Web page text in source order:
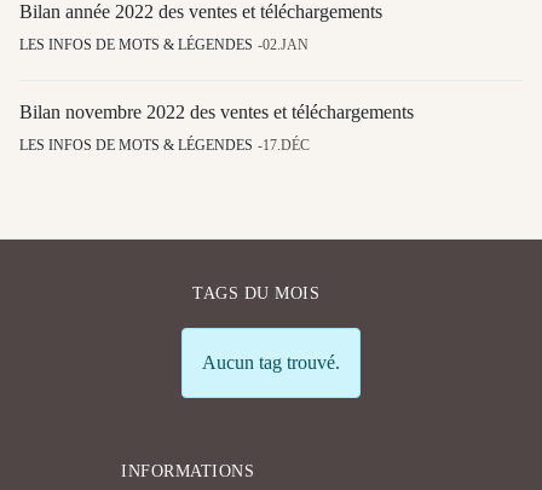
Bilan année 2022 des ventes et téléchargements
LES INFOS DE MOTS & LÉGENDES 02.JAN
Bilan novembre 2022 des ventes et téléchargements
LES INFOS DE MOTS & LÉGENDES 17.DÉC
TAGS DU MOIS
Info
Aucun tag trouvé.
INFORMATIONS